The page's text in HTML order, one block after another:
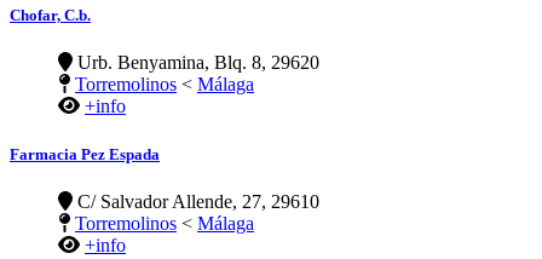
Chofar, C.b.
Urb. Benyamina, Blq. 8, 29620
Torremolinos < Málaga
+info
Farmacia Pez Espada
C/ Salvador Allende, 27, 29610
Torremolinos < Málaga
+info